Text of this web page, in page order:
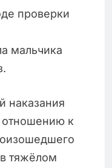
проверки
мальчика
наказания
отношению к
тяжёлом